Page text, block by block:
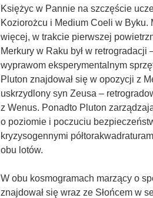
Księżyc w Pannie na szczęście
Koziorożcu i Medium Coeli w Byku.
więcej, w trakcie pierwszej
Merkury w Raku był w
wyprawom eksperymentalnym
Pluton znajdował się w opozycji z
uskrzydlony syn Zeusa –
z Wenus. Ponadto Pluton
o poziomie i poczuciu
kryzysogennymi
obu lotów.
W obu kosmogramach marzący o
znajdował się wraz ze Słońcem w